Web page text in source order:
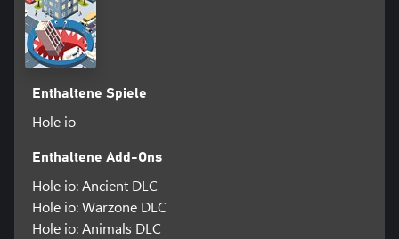
Enthaltene Spiele
Hole io
Enthaltene Add-Ons
Hole io: Ancient DLC
Hole io: Warzone DLC
Hole io: Animals DLC